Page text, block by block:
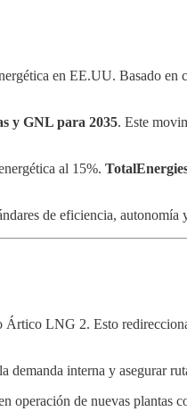
en EE.UU. Basado
y GNL para 2035. Este
al 15%.
de eficiencia, autonomía
Ártico LNG 2. Esto
demanda interna y asegurar
operación de nuevas plantas